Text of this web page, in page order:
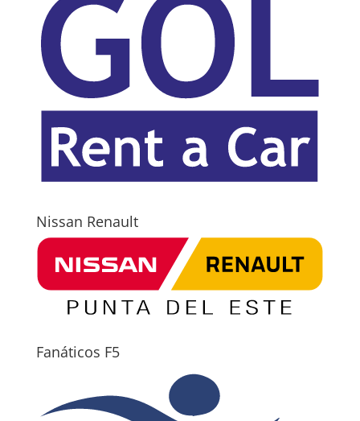
Nissan Renault
Fanáticos F5